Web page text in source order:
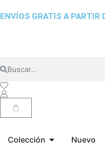
ENVÍOS GRATIS A PARTIR
Colección Nuevo